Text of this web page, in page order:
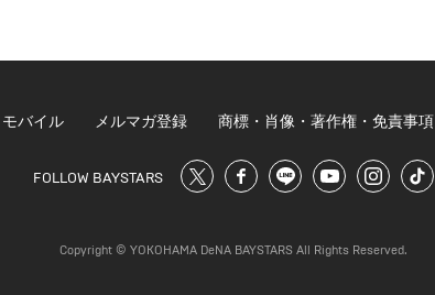
モバイル メルマガ登録 商標・肖像・著作権・免責事項
FOLLOW BAYSTARS
Copyright © YOKOHAMA DeNA BAYSTARS All Rights Reserved.